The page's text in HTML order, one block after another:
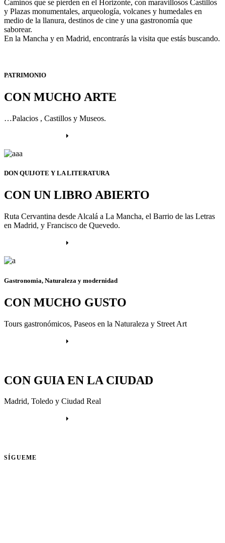
Caminos que se pierden en el Horizonte, con maravillosos Castillos
y Plazas monumentales, arqueología, volcanes y humedales en
medio de la llanura, destinos de cine y una gastronomía que
saborear.
En la Mancha y en Madrid, encontrarás la visita que estás buscando.
PATRIMONIO
CON MUCHO ARTE
…Palacios , Castillos y Museos.
DON QUIJOTE Y LA LITERATURA
CON UN LIBRO ABIERTO
Ruta Cervantina desde Alcalá a La Mancha, el Barrio de las Letras
en Madrid, y Francisco de Quevedo.
Gastronomia, Naturaleza y modernidad
CON MUCHO GUSTO
Tours gastronómicos, Paseos en la Naturaleza y Street Art
CON GUIA EN LA CIUDAD
Madrid, Toledo y Ciudad Real
SÍGUEME